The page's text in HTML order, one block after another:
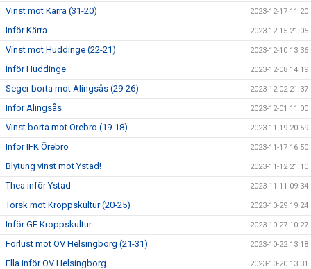
Vinst mot Kärra (31-20) 2023-12-17 11:20
Inför Kärra 2023-12-15 21:05
Vinst mot Huddinge (22-21) 2023-12-10 13:36
Inför Huddinge 2023-12-08 14:19
Seger borta mot Alingsås (29-26) 2023-12-02 21:37
Inför Alingsås 2023-12-01 11:00
Vinst borta mot Örebro (19-18) 2023-11-19 20:59
Inför IFK Örebro 2023-11-17 16:50
Blytung vinst mot Ystad! 2023-11-12 21:10
Thea inför Ystad 2023-11-11 09:34
Torsk mot Kroppskultur (20-25) 2023-10-29 19:24
Inför GF Kroppskultur 2023-10-27 10:27
Förlust mot OV Helsingborg (21-31) 2023-10-22 13:18
Ella inför OV Helsingborg 2023-10-20 13:31